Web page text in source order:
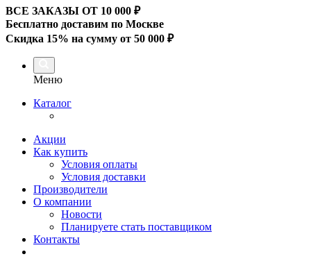
ВСЕ ЗАКАЗЫ ОТ 10 000 ₽
Бесплатно доставим по Москве
Скидка 15% на сумму от 50 000 ₽
Меню
Каталог
Акции
Как купить
Условия оплаты
Условия доставки
Производители
О компании
Новости
Планируете стать поставщиком
Контакты